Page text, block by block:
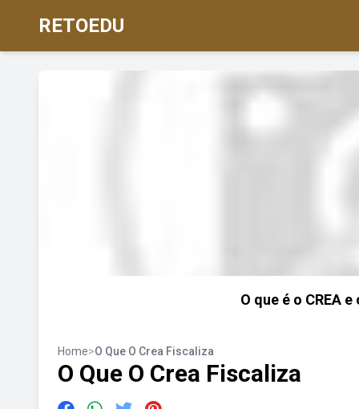
RETOEDU
O que é o CREA
Home>O Que O Crea Fiscaliza
O Que O Crea Fiscaliza